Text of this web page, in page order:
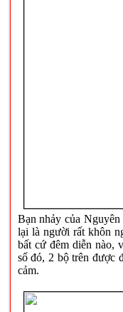
Bạn nhảy của
lại là người rất khôn
bất cứ đêm diễn nào,
số đó, 2 bộ trên được
cảm.